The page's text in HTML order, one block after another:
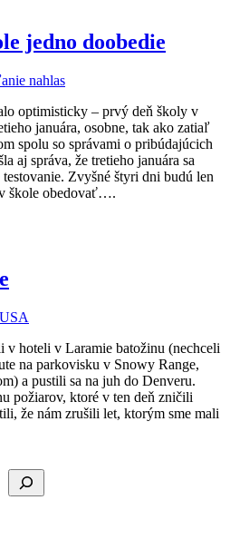
jedno doobedie
nahlas
optimisticky – prvý deň školy v
januára, osobne, tak ako zatiaľ
spolu so správami o pribúdajúcich
aj správa, že tretieho januára sa
Zvyšné štyri dni budú len
škole obedovať….
USA
v hoteli v Laramie batožinu (nechceli
na parkovisku v Snowy Range,
a pustili sa na juh do Denveru.
požiarov, ktoré v ten deň zničili
že nám zrušili let, ktorým sme mali